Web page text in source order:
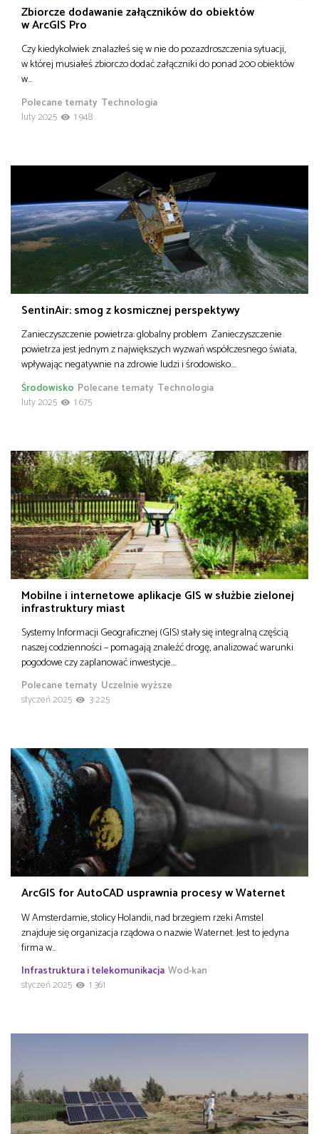
Zbiorcze dodawanie załączników do obiektów
w ArcGIS Pro
Czy kiedykolwiek znalazłeś się w nie do pozazdroszczenia sytuacji,
w której musiałeś zbiorczo dodać załączniki do ponad 200 obiektów
w…
Polecane tematy Technologia
luty 2025
1 948
SentinAir: smog z kosmicznej perspektywy
Zanieczyszczenie powietrza: globalny problem Zanieczyszczenie
powietrza jest jednym z największych wyzwań współczesnego świata,
wpływając negatywnie na zdrowie ludzi i środowisko….
Polecane tematy
Środowisko
Technologia
luty 2025
1 675
Mobilne i internetowe aplikacje GIS w służbie zielonej
infrastruktury miast
Systemy Informacji Geograficznej (GIS) stały się integralną częścią
naszej codzienności – pomagają znaleźć drogę, analizować warunki
pogodowe czy zaplanować inwestycje….
Polecane tematy Uczelnie wyższe
styczeń 2025
3 225
ArcGIS for AutoCAD usprawnia procesy w Waternet
W Amsterdamie, stolicy Holandii, nad brzegiem rzeki Amstel
znajduje się organizacja rządowa o nazwie Waternet. Jest to jedyna
firma w…
Infrastruktura i telekomunikacja Wod-kan
styczeń 2025
1 361